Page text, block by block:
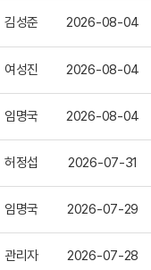
김성준 2026-08-04
여성진 2026-08-04
임명국 2026-08-04
허정섭 2026-07-31
임명국 2026-07-29
관리자 2026-07-28